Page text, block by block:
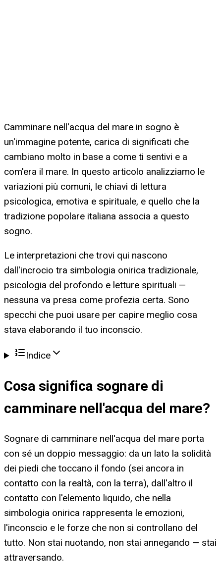
Camminare nell'acqua del mare in sogno è
un'immagine potente, carica di significati che
cambiano molto in base a come ti sentivi e a
com'era il mare. In questo articolo analizziamo le
variazioni più comuni, le chiavi di lettura
psicologica, emotiva e spirituale, e quello che la
tradizione popolare italiana associa a questo
sogno.
Le interpretazioni che trovi qui nascono
dall'incrocio tra simbologia onirica tradizionale,
psicologia del profondo e letture spirituali —
nessuna va presa come profezia certa. Sono
specchi che puoi usare per capire meglio cosa
stava elaborando il tuo inconscio.
Indice
Cosa significa sognare di
camminare nell'acqua del mare?
Sognare di camminare nell'acqua del mare porta
con sé un doppio messaggio: da un lato la solidità
dei piedi che toccano il fondo (sei ancora in
contatto con la realtà, con la terra), dall'altro il
contatto con l'elemento liquido, che nella
simbologia onirica rappresenta le emozioni,
l'inconscio e le forze che non si controllano del
tutto. Non stai nuotando, non stai annegando — stai
attraversando.